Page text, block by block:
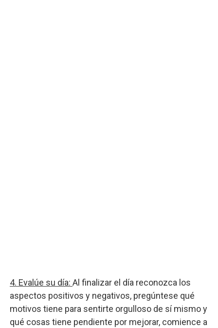
4. Evalúe su día: Al finalizar el día reconozca los
aspectos positivos y negativos, pregúntese qué
motivos tiene para sentirte orgulloso de sí mismo y
qué cosas tiene pendiente por mejorar, comience a